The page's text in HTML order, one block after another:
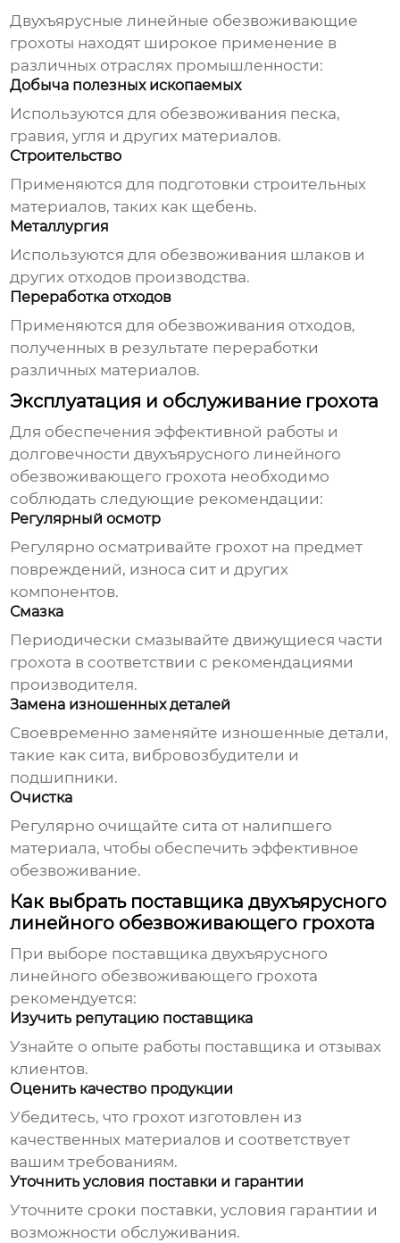
Двухъярусные линейные обезвоживающие
грохоты находят широкое применение в
различных отраслях промышленности:
Добыча полезных ископаемых
Используются для обезвоживания песка,
гравия, угля и других материалов.
Строительство
Применяются для подготовки строительных
материалов, таких как щебень.
Металлургия
Используются для обезвоживания шлаков и
других отходов производства.
Переработка отходов
Применяются для обезвоживания отходов,
полученных в результате переработки
различных материалов.
Эксплуатация и обслуживание грохота
Для обеспечения эффективной работы и
долговечностидвухъярусного линейного
обезвоживающего грохота необходимо
соблюдать следующие рекомендации:
Регулярный осмотр
Регулярно осматривайте грохот на предмет
повреждений, износа сит и других
компонентов.
Смазка
Периодически смазывайте движущиеся части
грохота в соответствии с рекомендациями
производителя.
Замена изношенных деталей
Своевременно заменяйте изношенные детали,
такие как сита, вибровозбудители и
подшипники.
Очистка
Регулярно очищайте сита от налипшего
материала, чтобы обеспечить эффективное
обезвоживание.
Как выбрать поставщика двухъярусного
линейного обезвоживающего грохота
При выборе поставщикадвухъярусного
линейного обезвоживающего грохота
рекомендуется:
Изучить репутацию поставщика
Узнайте о опыте работы поставщика и отзывах
клиентов.
Оценить качество продукции
Убедитесь, что грохот изготовлен из
качественных материалов и соответствует
вашим требованиям.
Уточнить условия поставки и гарантии
Уточните сроки поставки, условия гарантии и
возможности обслуживания.